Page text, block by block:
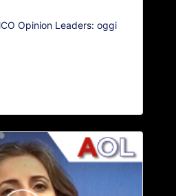
Opinion Leaders: oggi